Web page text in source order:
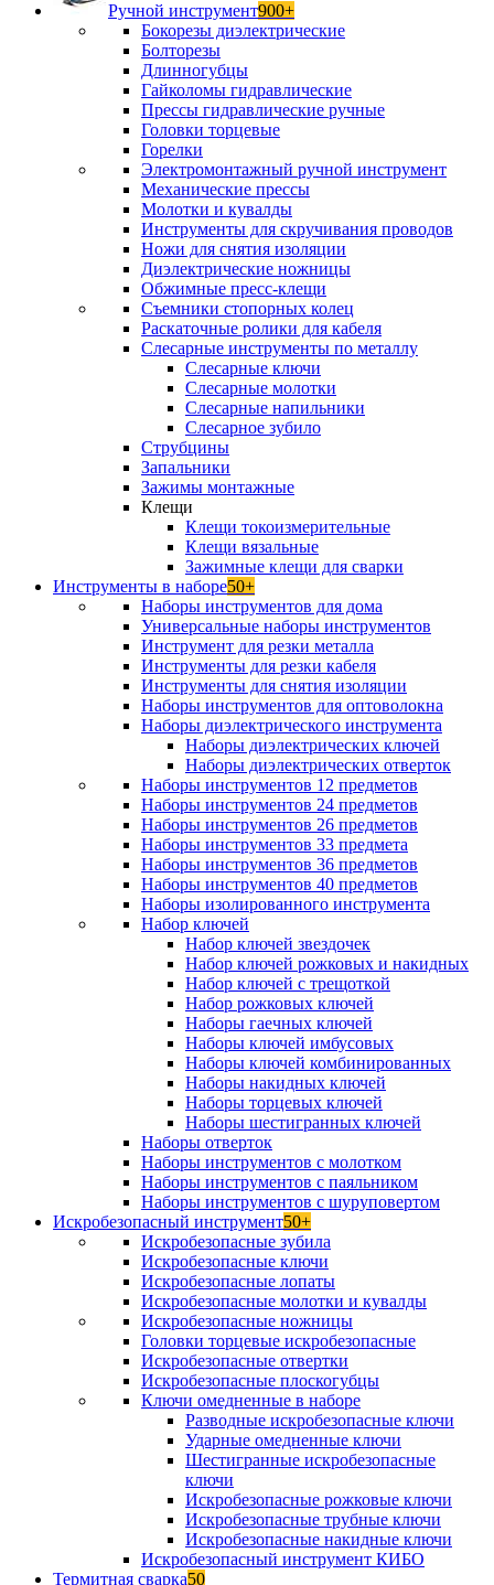
Ручной инструмент900+
Бокорезы диэлектрические
Болторезы
Длинногубцы
Гайколомы гидравлические
Прессы гидравлические ручные
Головки торцевые
Горелки
Электромонтажный ручной инструмент
Механические прессы
Молотки и кувалды
Инструменты для скручивания проводов
Ножи для снятия изоляции
Диэлектрические ножницы
Обжимные пресс-клещи
Съемники стопорных колец
Раскаточные ролики для кабеля
Слесарные инструменты по металлу
Слесарные ключи
Слесарные молотки
Слесарные напильники
Слесарное зубило
Струбцины
Запальники
Зажимы монтажные
Клещи
Клещи токоизмерительные
Клещи вязальные
Зажимные клещи для сварки
Инструменты в наборе50+
Наборы инструментов для дома
Универсальные наборы инструментов
Инструмент для резки металла
Инструменты для резки кабеля
Инструменты для снятия изоляции
Наборы инструментов для оптоволокна
Наборы диэлектрического инструмента
Наборы диэлектрических ключей
Наборы диэлектрических отверток
Наборы инструментов 12 предметов
Наборы инструментов 24 предметов
Наборы инструментов 26 предметов
Наборы инструментов 33 предмета
Наборы инструментов 36 предметов
Наборы инструментов 40 предметов
Наборы изолированного инструмента
Набор ключей
Набор ключей звездочек
Набор ключей рожковых и накидных
Набор ключей с трещоткой
Набор рожковых ключей
Наборы гаечных ключей
Наборы ключей имбусовых
Наборы ключей комбинированных
Наборы накидных ключей
Наборы торцевых ключей
Наборы шестигранных ключей
Наборы отверток
Наборы инструментов с молотком
Наборы инструментов с паяльником
Наборы инструментов с шуруповертом
Искробезопасный инструмент50+
Искробезопасные зубила
Искробезопасные ключи
Искробезопасные лопаты
Искробезопасные молотки и кувалды
Искробезопасные ножницы
Головки торцевые искробезопасные
Искробезопасные отвертки
Искробезопасные плоскогубцы
Ключи омедненные в наборе
Разводные искробезопасные ключи
Ударные омедненные ключи
Шестигранные искробезопасные
ключи
Искробезопасные рожковые ключи
Искробезопасные трубные ключи
Искробезопасные накидные ключи
Искробезопасный инструмент КИБО
Термитная сварка50